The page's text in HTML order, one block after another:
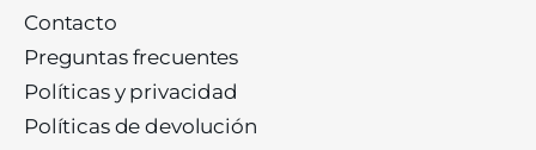
Contacto
Preguntas frecuentes
Políticas y privacidad
Políticas de devolución